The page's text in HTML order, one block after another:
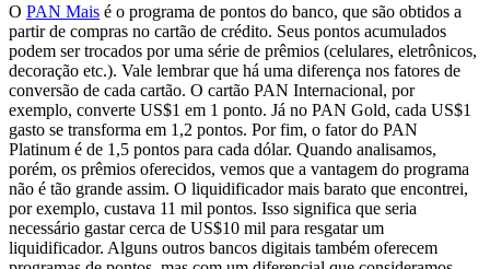
O PAN Mais é o programa de pontos do banco, que são obtidos a
partir de compras no cartão de crédito. Seus pontos acumulados
podem ser trocados por uma série de prêmios (celulares, eletrônicos,
decoração etc.). Vale lembrar que há uma diferença nos fatores de
conversão de cada cartão. O cartão PAN Internacional, por
exemplo, converte US$1 em 1 ponto. Já no PAN Gold, cada US$1
gasto se transforma em 1,2 pontos. Por fim, o fator do PAN
Platinum é de 1,5 pontos para cada dólar. Quando analisamos,
porém, os prêmios oferecidos, vemos que a vantagem do programa
não é tão grande assim. O liquidificador mais barato que encontrei,
por exemplo, custava 11 mil pontos. Isso significa que seria
necessário gastar cerca de US$10 mil para resgatar um
liquidificador. Alguns outros bancos digitais também oferecem